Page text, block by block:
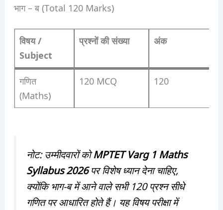
भाग – ब (Total 120 Marks)
विषय /
Subject
प्रश्नों की संख्या अंक
गणित
(Maths)
120 MCQ 120
नोट: उम्मीदवारों कोMPTET Varg 1 Maths
Syllabus 2026पर विशेष ध्यान देना चाहिए,
क्योंकि भाग-ब में आने वाले सभी 120 प्रश्न सीधे
गणित पर आधारित होते हैं। यह विषय परीक्षा में